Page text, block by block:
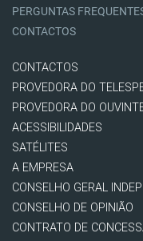
PERGUNTAS
CONTACTOS
CONTACTOS
PROVEDORA DO
PROVEDORA DO
ACESSIBILIDADES
SATÉLITES
A EMPRESA
CONSELHO GERAL
CONSELHO DE OPINIÃO
CONTRATO DE